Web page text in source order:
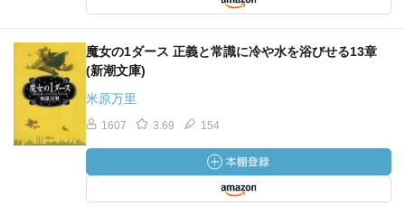
魔女の1ダース 正義と常識に冷や水を浴びせる13章
(新潮文庫)
米原万里
1607 3.69 154